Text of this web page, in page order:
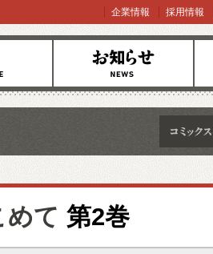
お知らせ オ
企業情報 採用情報
めて 第2巻